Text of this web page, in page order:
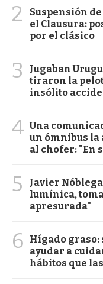
2
Suspensión
el Clausura:
por el clásico
3
Jugaban
tiraron la
insólito
4 Una
un ómnibus
al chofer: "En
5
Javier
lumínica,
apresurada"
6
Hígado graso:
ayudar a
hábitos que